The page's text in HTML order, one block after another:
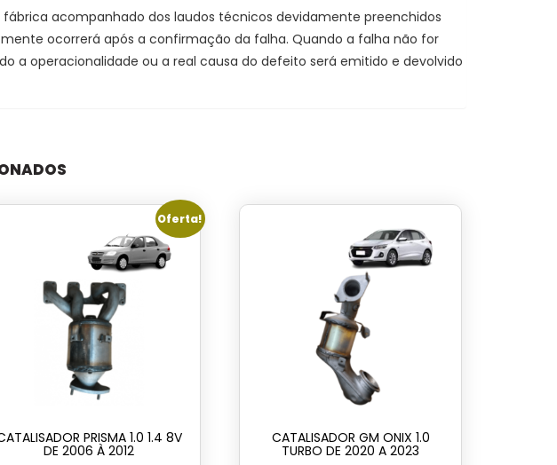
acompanhado dos laudos técnicos devidamente preenchidos
ocorrerá após a confirmação da falha. Quando a falha não for
a operacionalidade ou a real causa do defeito será emitido e devolvido
Oferta!
PRISMA 1.0 1.4 8V
DE 2006 À 2012
CATALISADOR GM ONIX 1.0
TURBO DE 2020 A 2023